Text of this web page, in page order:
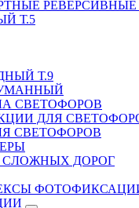
РЕВЕРСИВНЫЕ
Т.5
Т.9
СВЕТОФОРОВ
ДЛЯ
СВЕТОФОРОВ
СЛОЖНЫХ ДОРОГ